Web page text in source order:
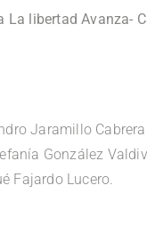
La libertad Avanza-
Jaramillo
González
Fajardo Lucero.